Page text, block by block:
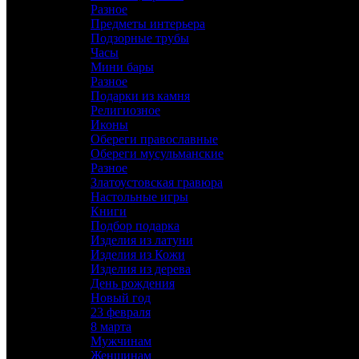
Разное
Предметы интерьера
Подзорные трубы
Часы
Мини бары
Разное
Подарки из камня
Религиозное
Иконы
Обереги православные
Обереги мусульманские
Разное
Златоустовская гравюра
Настольные игры
Книги
Подбор подарка
Изделия из латуни
Изделия из Кожи
Изделия из дерева
День рождения
Новый год
23 февраля
8 марта
Мужчинам
Женщинам